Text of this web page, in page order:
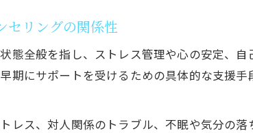
カウンセラー選びで
カウンセリングのや
カウンセリングを
セリングの関係性
態全般を指し、ストレス管理や心の安定、
期にサポートを受けるための具体的な支援
レス、対人関係のトラブル、不眠や気分の